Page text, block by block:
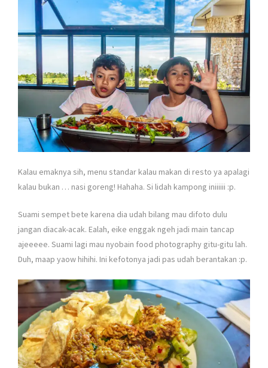
Kalau emaknya sih, menu standar kalau makan di resto ya apalagi
kalau bukan … nasi goreng! Hahaha. Si lidah kampong iniiiiii :p.
Suami sempet bete karena dia udah bilang mau difoto dulu
jangan diacak-acak. Ealah, eike enggak ngeh jadi main tancap
ajeeeee. Suami lagi mau nyobain food photography gitu-gitu lah.
Duh, maap yaow hihihi. Ini kefotonya jadi pas udah berantakan :p.